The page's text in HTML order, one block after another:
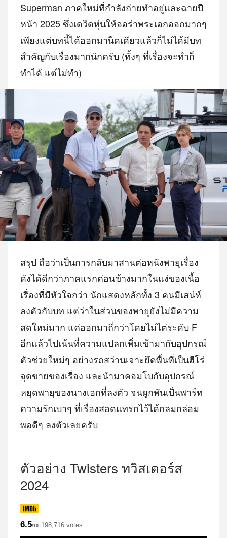
Superman ภาคใหม่ที่กำลังถ่ายทำอยู่และฉายปี
หน้า 2025 ซึ่งเดวิดหุ่นให้ออร่าพระเอกออกมากๆ
เพียงแต่บทนี้ได้ออกมานิดเดียวแล้วก็ไม่ได้มีบท
สำคัญกับเรื่องมากนักครับ (ทั้งๆ ที่เรื่องจะทำก็
ทำได้ แต่ไม่ทำ)
สรุป ถือว่าเป็นการกลับมาสานต่อหนังพายุเรื่อง
ดังได้ดีกว่าภาคแรกค่อนข้างมากในแง่ของเนื้อ
เรื่องที่มีหัวใจกว่า นักแสดงหลักทั้ง 3 คนมีเสน่ห์
ลงตัวกับบท แต่ว่าในส่วนของพายุยังไม่มีความ
สดใหม่มาก แค่ออกมาถี่กว่าโดยไม่ไต่ระดับ F
อีกแล้วไปเน้นที่ความแปลกเพิ่มเข้ามากับอุปกรณ์
ตัวช่วยใหม่ๆ อย่างรถสว่านเจาะยึดพื้นที่เป็นฮีโร่
จุดขายของเรื่อง และนำมาคอมโบกับอุปกรณ์
หยุดพายุของนางเอกที่ลงตัว จนผูกพันเป็นพาร์ท
ความรักเบาๆ ที่เรื่องสอดแทรกไว้ได้กลมกล่อม
พอดีๆ ลงตัวเลยครับ
ตัวอย่าง Twisters ทวิสเตอร์ส
2024
6.5/10 198,716 votes